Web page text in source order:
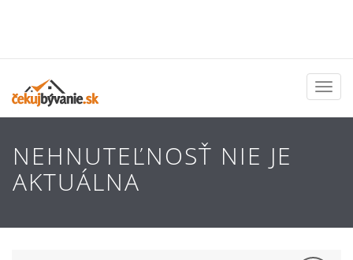
NEHNUTEĽNOSŤ NIE JE
AKTUÁLNA